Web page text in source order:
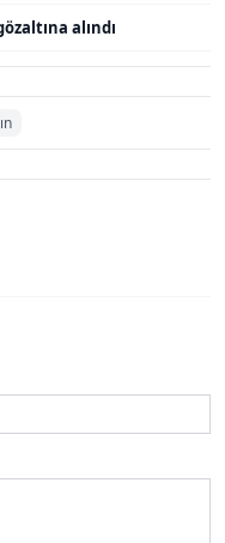
alındı